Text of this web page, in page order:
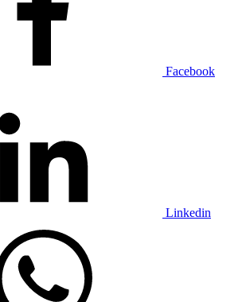
Facebook
Linkedin